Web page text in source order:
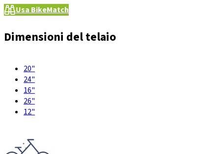
Usa BikeMatch
Dimensioni del telaio
20"
24"
16"
26"
12"